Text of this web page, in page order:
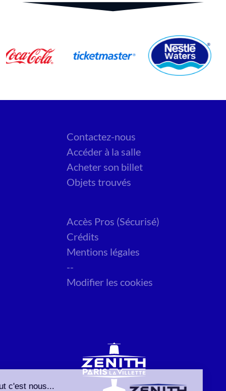
Contactez-nous
Accéder à la salle
Acheter son billet
Objets trouvés
Accès Pros (Sécurisé)
Crédits
Mentions légales
--
Modifier les cookies
Salut c'est nous...